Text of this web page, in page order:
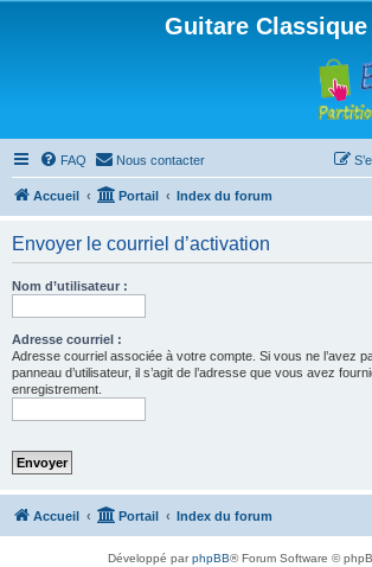
Guitare Classique
FAQ Nous contacter
Accueil Portail Index du forum
Envoyer le courriel d’activation
Nom d’utilisateur :
Adresse courriel :
Adresse courriel associée à votre compte. Si vous ne l’avez
panneau d’utilisateur, il s’agit de l’adresse que vous avez
enregistrement.
Accueil Portail Index du forum
Développé parphpBB® Forum Software ©